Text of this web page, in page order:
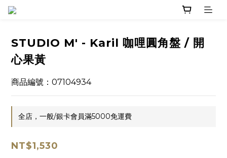
STUDIO M' - Karil 咖哩圓角盤 / 開
心果黃
商品編號：07104934
全店，一般/銀卡會員滿5000免運費
NT$1,530